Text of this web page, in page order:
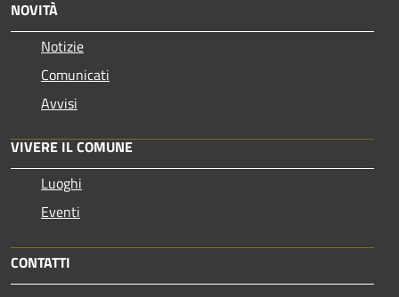
NOVITÀ
Notizie
Comunicati
Avvisi
VIVERE IL COMUNE
Luoghi
Eventi
CONTATTI